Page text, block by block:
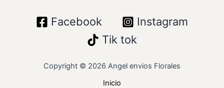
Facebook
Instagram
Tik tok
Copyright © 2026 Angel envios Florales
Inicio